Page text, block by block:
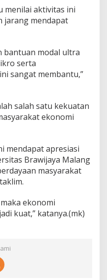
menilai aktivitas ini
jarang mendapat
bantuan modal ultra
serta
sangat membantu,”
salah satu kekuatan
ekonomi
mendapat apresiasi
Brawijaya Malang
masyarakat
ekonomi
kuat,” katanya.(mk)